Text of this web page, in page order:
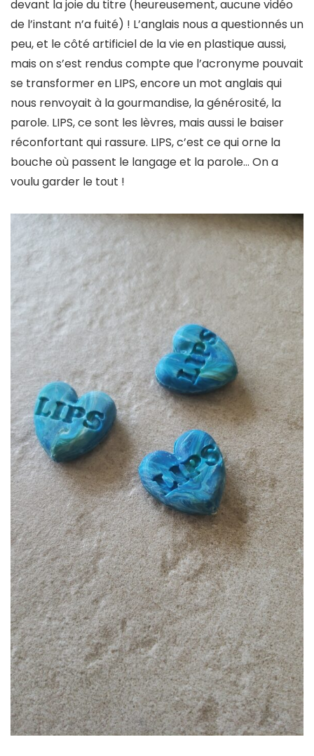
devant la joie du titre (heureusement, aucune vidéo
de l’instant n’a fuité) ! L’anglais nous a questionnés un
peu, et le côté artificiel de la vie en plastique aussi,
mais on s’est rendus compte que l’acronyme pouvait
se transformer en LIPS, encore un mot anglais qui
nous renvoyait à la gourmandise, la générosité, la
parole. LIPS, ce sont les lèvres, mais aussi le baiser
réconfortant qui rassure. LIPS, c’est ce qui orne la
bouche où passent le langage et la parole… On a
voulu garder le tout !